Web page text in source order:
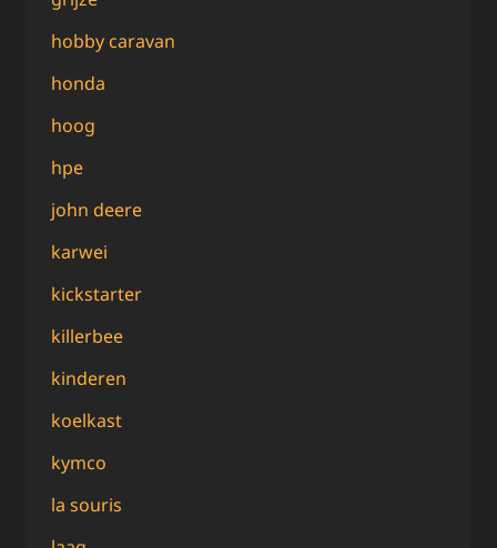
hobby caravan
honda
hoog
hpe
john deere
karwei
kickstarter
killerbee
kinderen
koelkast
kymco
la souris